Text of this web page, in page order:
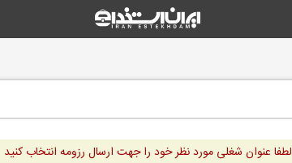
لطفا عنوان شغلی مورد نظر خود را جهت ارسال رزومه انتخاب کنید